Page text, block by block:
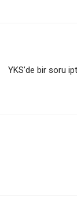
YKS’de bir soru